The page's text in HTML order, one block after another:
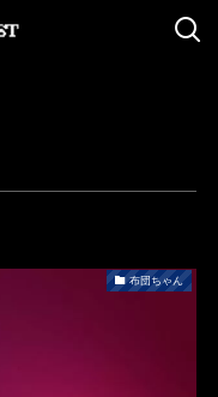
布団ちゃん